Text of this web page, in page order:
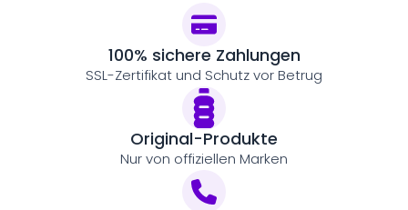
100% sichere Zahlungen
SSL-Zertifikat und Schutz vor Betrug
Original-Produkte
Nur von offiziellen Marken